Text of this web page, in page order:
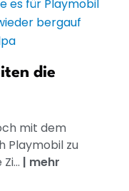
die
mit dem
Playmobil zu
| mehr